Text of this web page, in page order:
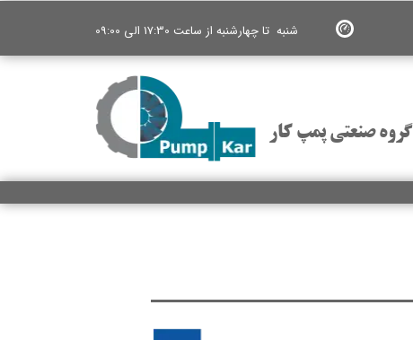
گروه صنعتی پمپ کار
شنبه تا چهارشنبه از ساعت 17:30 الی 09:00